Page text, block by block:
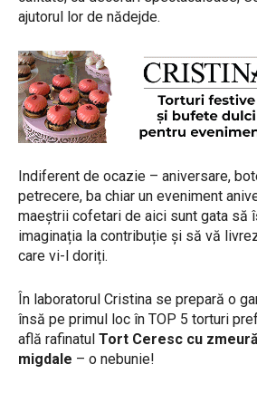
ajutorul lor de nădejde.
Indiferent de ocazie – aniversare,
petrecere, ba chiar un eveniment
maeștrii cofetari de aici sunt gata să
imaginația la contribuție și să vă
care vi-l doriți.
În laboratorul Cristina se prepară o
însă pe primul loc în TOP 5 torturi
află rafinatul Tort Ceresc cu
migdale – o nebunie!